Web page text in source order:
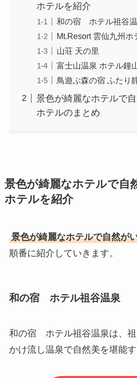
ホテルを紹介
和の宿 ホテル祖谷
Mt.Resort 雲仙九州ホ
山荘 天の里
富士山温泉 ホテル鐘
鳥遊ぶ森の宿 ふたり
景色が綺麗なホテルで
ホテルのまとめ
景色が綺麗なホテルで自
ホテルを紹介
景色が綺麗なホテルで自然が
順番に紹介していきます。
和の宿 ホテル祖谷温泉
和の宿 ホテル祖谷温泉は、祖
かけ流し温泉で自然美を堪能す